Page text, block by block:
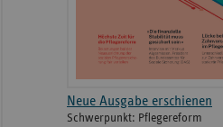
Neue Ausgabe erschienen
Schwerpunkt: Pflegereform